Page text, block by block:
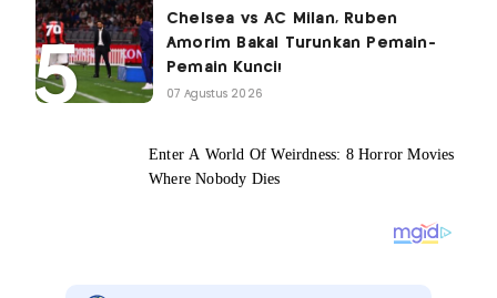
Chelsea vs AC Milan, Ruben
Amorim Bakal Turunkan Pemain-
Pemain Kunci!
07 Agustus 2026